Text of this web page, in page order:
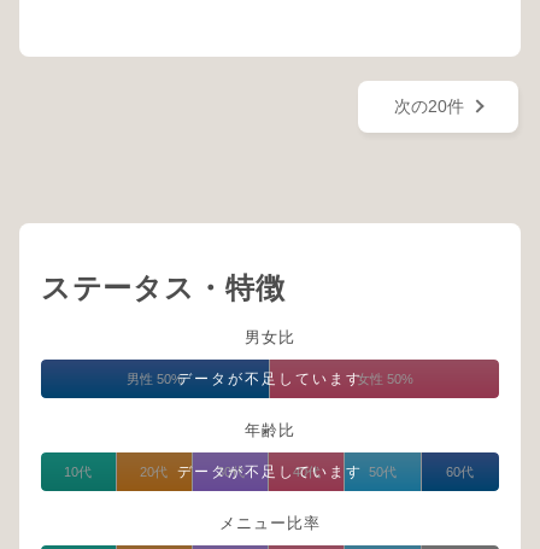
次の20件
ステータス・特徴
男女比
データが不足しています
男性 50% 女性 50%
年齢比
データが不足しています
10代 20代 30代 40代 50代 60代
メニュー比率